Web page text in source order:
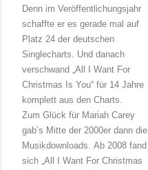
Denn im Veröffentlichungsjahr
schaffte er es gerade mal auf
Platz 24 der deutschen
Singlecharts. Und danach
verschwand „All I Want For
Christmas Is You“ für 14 Jahre
komplett aus den Charts.
Zum Glück für Mariah Carey
gab’s Mitte der 2000er dann die
Musikdownloads. Ab 2008 fand
sich „All I Want For Christmas